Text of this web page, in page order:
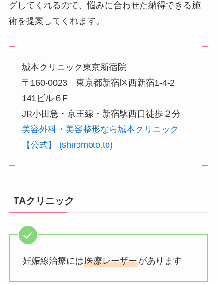
グしてくれるので、悩みに合わせた納得できる施
術を提案してくれます。
城本クリニック東京新宿院
〒160-0023 東京都新宿区西新宿1-4-2
141ビル６F
JR小田急・京王線・新宿駅西口徒歩２分
美容外科・美容整形なら城本クリニック
【公式】 (shiromoto.to)
TAクリニック
妊娠線治療には医療レーザーがあります